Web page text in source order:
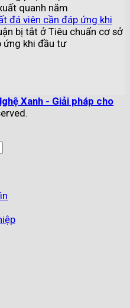
quanh năm
đá viên cần đáp ứng khi
bị tắt ở Tiêu chuẩn cơ sở
ứng khi đầu tư
Xanh - Giải pháp cho